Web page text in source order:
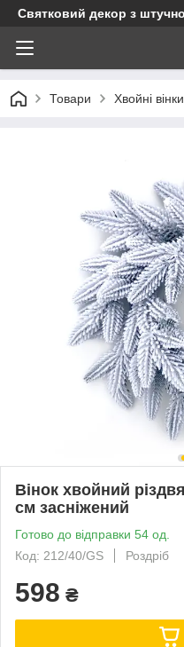
Святковий декор з
Товари Хвойні вінки
Вінок хвойний
см засніжений
Готово до відправки 54 од.
Код: 212/40/GS
Роздріб
598 ₴